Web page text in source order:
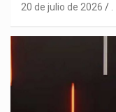
20 de julio de 2026